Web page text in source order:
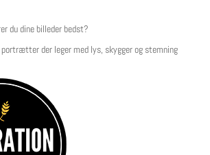
du dine billeder bedst?
der leger med lys, skygger og stemning